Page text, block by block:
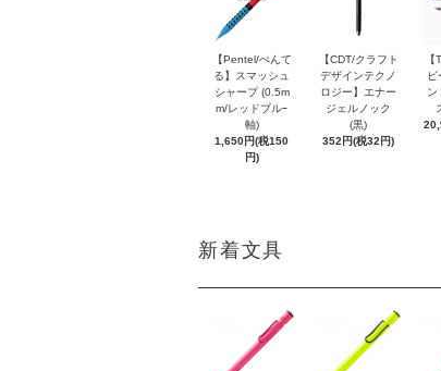
【Pentel/ぺんて
る】スマッシュ
シャープ (0.5m
m/レッドブルｰ
軸)
1,650円(税150
円)
【CDT/クラフト
デザインテクノ
ロジー】エナー
ジェルノック
(黒)
352円(税32円)
ン
新着文具